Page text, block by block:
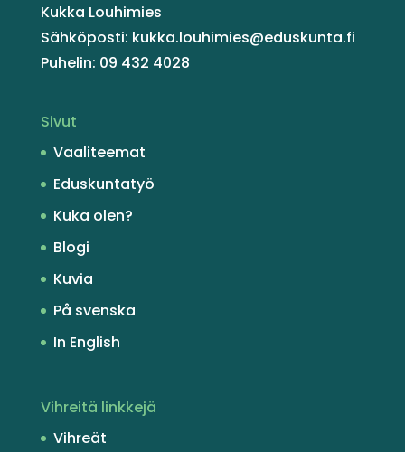
Kukka Louhimies
Sähköposti: kukka.louhimies@eduskunta.fi
Puhelin: 09 432 4028
Sivut
Vaaliteemat
Eduskuntatyö
Kuka olen?
Blogi
Kuvia
På svenska
In English
Vihreitä linkkejä
Vihreät